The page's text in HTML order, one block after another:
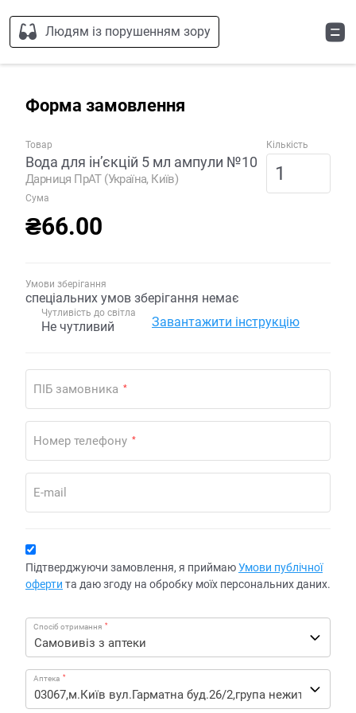
Людям із порушенням зору
Форма замовлення
Товар
Вода для ін’єкцій 5 мл ампули №10
Дарниця ПрАТ (Україна, Київ)
Кількість
Сума
₴66.00
Умови зберігання
спеціальних умов зберігання немає
Чутливість до світла
Не чутливий Завантажити інструкцію
ПІБ замовника *
Номер телефону *
E-mail
Підтверджуючи замовлення, я приймаюУмови публічної
оферти та даю згоду на обробку моїх персональних даних.
Спосіб отримання *
Аптека *